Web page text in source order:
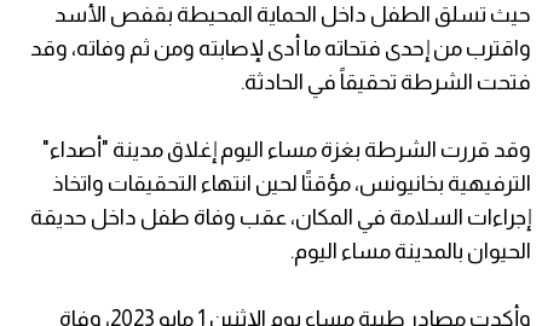
حيث تسلق الطفل داخل الحماية المحيطة بقفص الأسد
واقترب من إحدى فتحاته ما أدى لإصابته ومن ثم وفاته، وقد
فتحت الشرطة تحقيقاً في الحادثة.
وقد قررت الشرطة بغزة مساء اليوم إغلاق مدينة "أصداء"
الترفيهية بخانيونس، مؤقتًا لحين انتهاء التحقيقات واتخاذ
إجراءات السلامة في المكان، عقب وفاة طفل داخل حديقة
الحيوان بالمدينة مساء اليوم.
وأكدت مصادر طبية مساء يوم الإثنين 1 مايو 2023، وفاة